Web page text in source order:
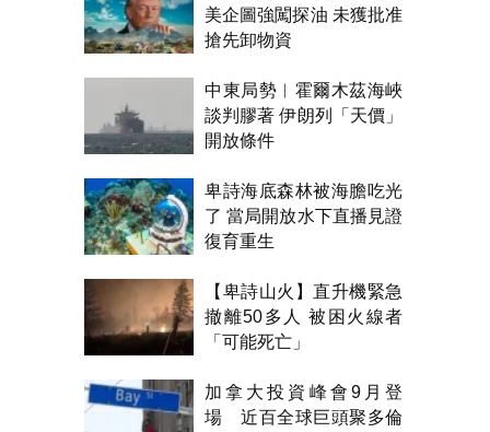
美企圖強闖探油 未獲批准
搶先卸物資
中東局勢︱霍爾木茲海峽
談判膠著 伊朗列「天價」
開放條件
卑詩海底森林被海膽吃光
了 當局開放水下直播見證
復育重生
【卑詩山火】直升機緊急
撤離50多人 被困火線者
「可能死亡」
加拿大投資峰會9月登
場 近百全球巨頭聚多倫